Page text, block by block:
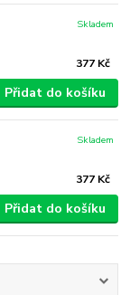
377 Kč
Skladem
Přidat do košíku
377 Kč
Skladem
Přidat do košíku